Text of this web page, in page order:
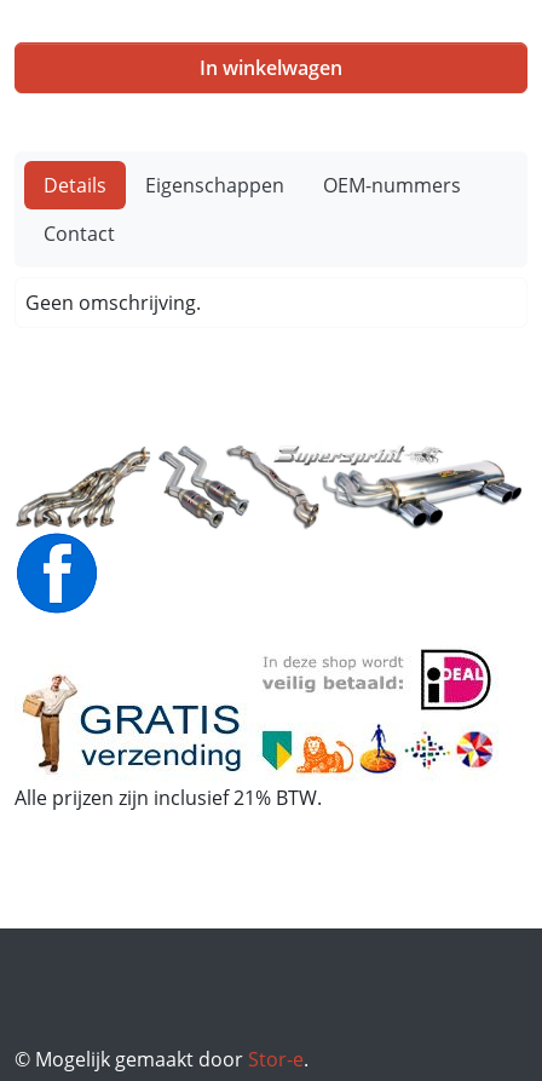
In winkelwagen
Details Eigenschappen
OEM-nummers
Contact
Geen omschrijving.
Alle prijzen zijn inclusief 21% BTW.
© Mogelijk gemaakt door Stor-e.